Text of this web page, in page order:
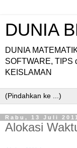
DUNIA
DUNIA
SOFTWARE, TIPS
KEISLAMAN
Rabu, 13 Juli 2011
Alokasi